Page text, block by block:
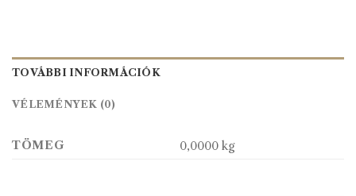
TOVÁBBI INFORMÁCIÓK
VÉLEMÉNYEK (0)
TÖMEG 0,0000 kg